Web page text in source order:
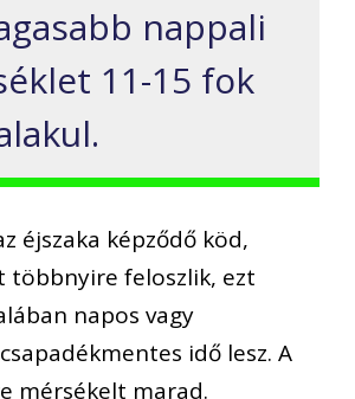
nappali
11-15 fok
éjszaka képződő köd,
többnyire feloszlik, ezt
napos vagy
idő lesz. A
mérsékelt marad.